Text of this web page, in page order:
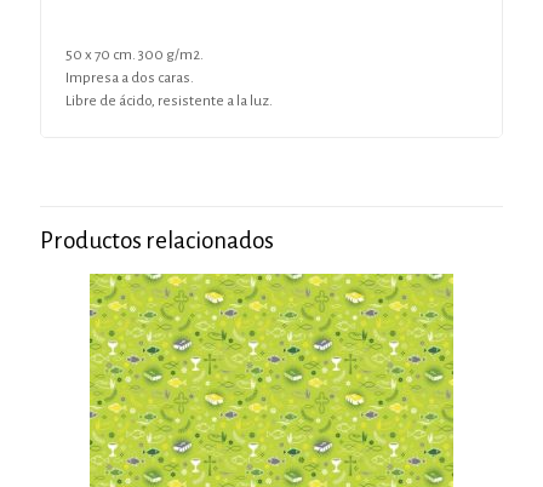
50 x 70 cm. 300 g/m2.
Impresa a dos caras.
Libre de ácido, resistente a la luz.
Productos relacionados